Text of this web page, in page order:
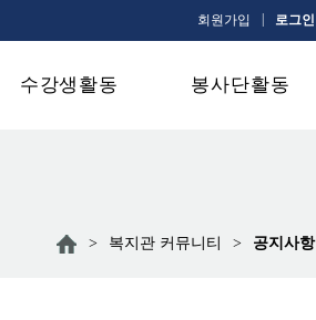
회원가입 로그인
수강생활동 봉사단활동
> 복지관 커뮤니티 > 공지사항